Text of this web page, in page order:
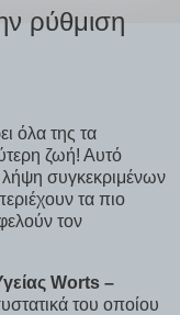
ρύθμιση
όλα της τα
ζωή! Αυτό
λήψη συγκεκριμένων
τα πιο
τον
Worts –
του οποίου